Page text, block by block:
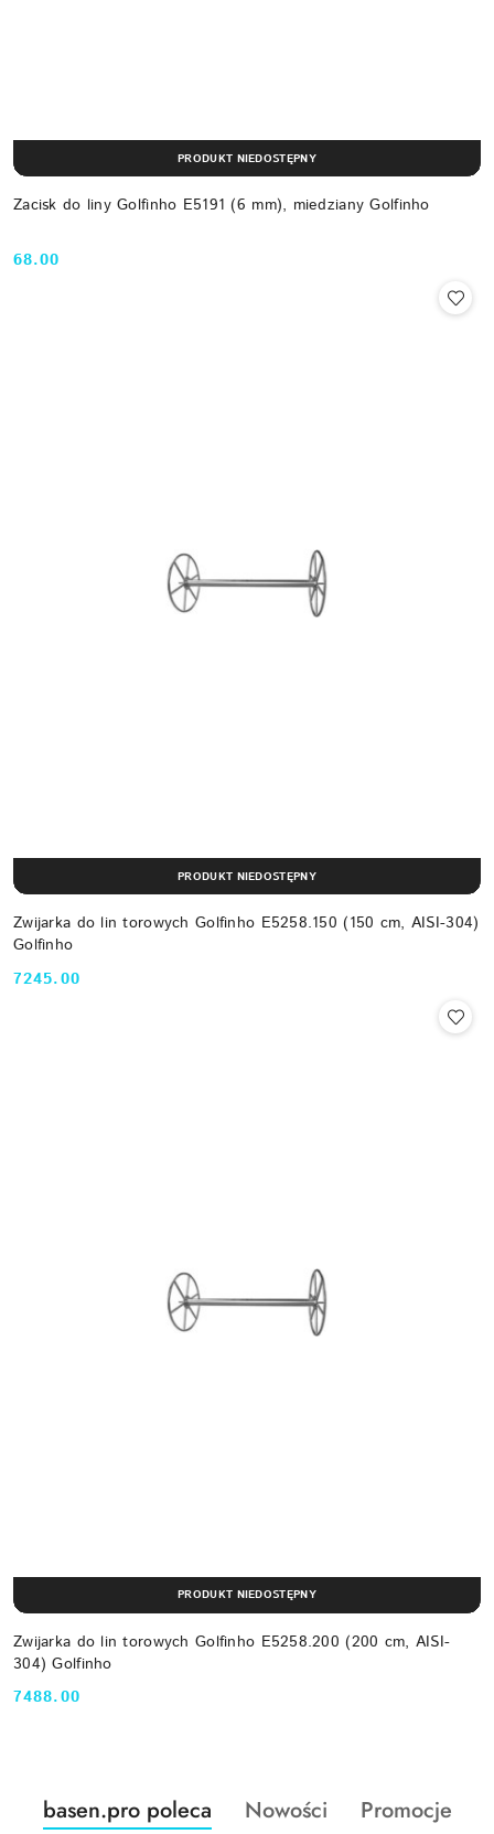
Zacisk do liny Golfinho E5191 (6 mm), miedziany Golfinho
Cena:
68.00
PRODUKT NIEDOSTĘPNY
Zwijarka do lin torowych Golfinho E5258.150 (150 cm, AISI-304)
Golfinho
Cena:
7245.00
PRODUKT NIEDOSTĘPNY
Zwijarka do lin torowych Golfinho E5258.200 (200 cm, AISI-
304) Golfinho
Cena:
7488.00
PRODUKT NIEDOSTĘPNY
Pomiń karuzelę produktów
Produkty
basen.pro poleca
Produkty
Nowości
Produkty
Promocje